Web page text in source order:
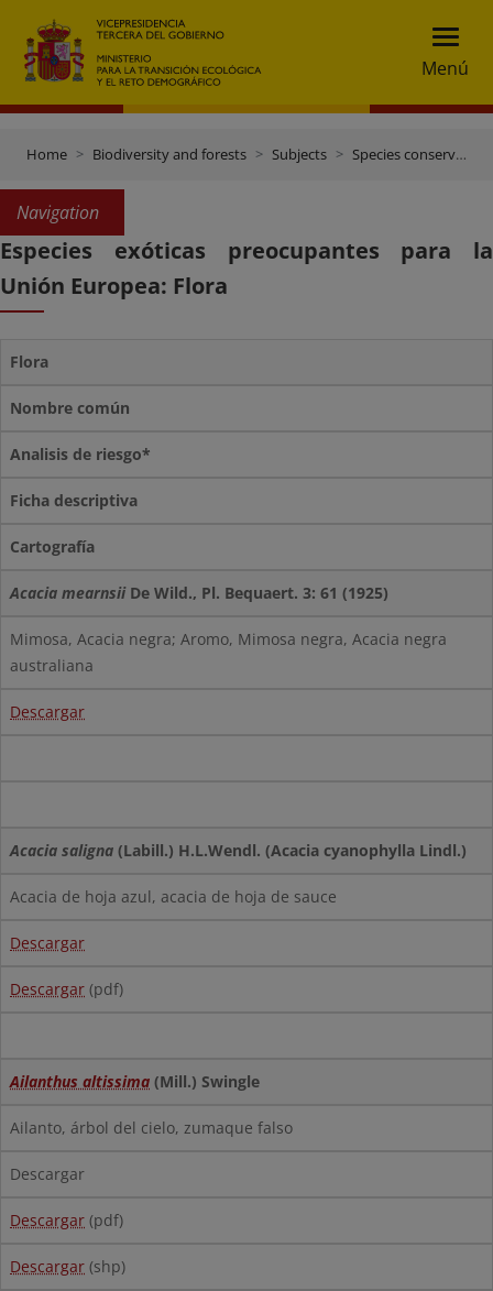
Menú
Home Biodiversity and forests Subjects Species conservation
Navigation
Especies exóticas preocupantes para la
Unión Europea: Flora
Flora
Nombre común
Analisis de riesgo*
Ficha descriptiva
Cartografía
Acacia mearnsiiDe Wild., Pl. Bequaert. 3: 61 (1925)
Mimosa, Acacia negra; Aromo, Mimosa negra, Acacia negra
australiana
Descargar
Acacia saligna (Labill.) H.L.Wendl. (Acacia cyanophylla Lindl.)
Acacia de hoja azul, acacia de hoja de sauce
Descargar
Descargar (pdf)
Ailanthus altissima (Mill.) Swingle
Ailanto, árbol del cielo, zumaque falso
Descargar
Descargar (pdf)
Descargar (shp)